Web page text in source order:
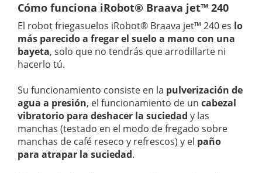
Cómo funciona iRobot® Braava jet™ 240
El robot friegasuelos iRobot® Braava jet™ 240 es lo
más parecido a fregar el suelo a mano con una
bayeta, solo que no tendrás que arrodillarte ni
hacerlo tú.
Su funcionamiento consiste en la pulverización de
agua a presión, el funcionamiento de un cabezal
vibratorio para deshacer la suciedad y las
manchas (testado en el modo de fregado sobre
manchas de café reseco y refrescos) y el paño
para atrapar la suciedad.